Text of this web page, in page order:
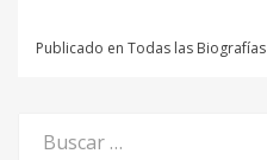
Publicado en Todas las Biografías